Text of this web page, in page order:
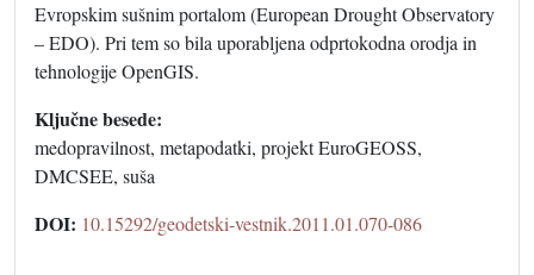
Evropskim sušnim portalom (European Drought Observatory
– EDO). Pri tem so bila uporabljena odprtokodna orodja in
tehnologije OpenGIS.
Ključne besede:
medopravilnost, metapodatki, projekt EuroGEOSS,
DMCSEE, suša
DOI: 10.15292/geodetski-vestnik.2011.01.070-086